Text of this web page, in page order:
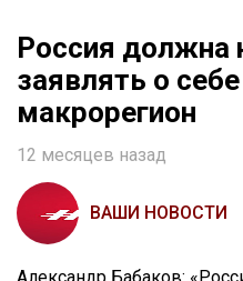
Россия должна
заявлять о
макрорегион
12 месяцев назад
ВАШИ НОВОСТИ